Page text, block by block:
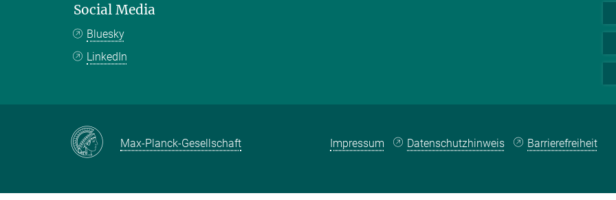
Social Media
Bluesky
LinkedIn
Max-Planck-Gesellschaft Impressum Datenschutzhinweis Barrierefreiheit